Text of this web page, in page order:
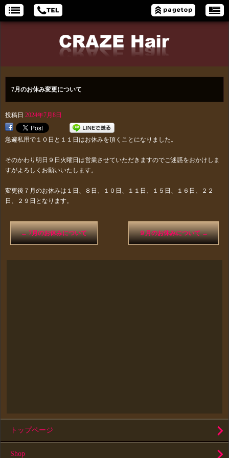
7月のお休み変更について
投稿日 2024年7月8日
急遽私用で１０日と１１日はお休みを頂くことになりました。
そのかわり明日９日火曜日は営業させていただきますのでご迷惑をおかけしま
すがよろしくお願いいたします。
変更後７月のお休みは１日、８日、１０日、１１日、１５日、１６日、２２
日、２９日となります。
←7月のお休みについて ９月のお休みについて→
トップページ
Shop